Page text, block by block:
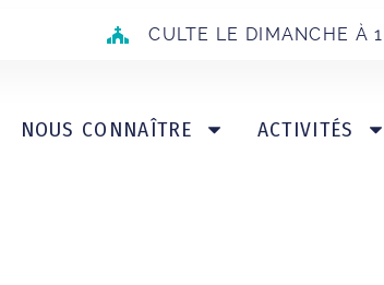
CULTE LE DIMANCHE À
NOUS CONNAÎTRE ACTIVITÉS